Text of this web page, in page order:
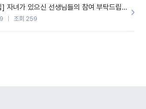
[커피쿠폰☕️/설문모집] 자녀가 있으신 선생님들의 참여 부탁드립니다!!
조회 259